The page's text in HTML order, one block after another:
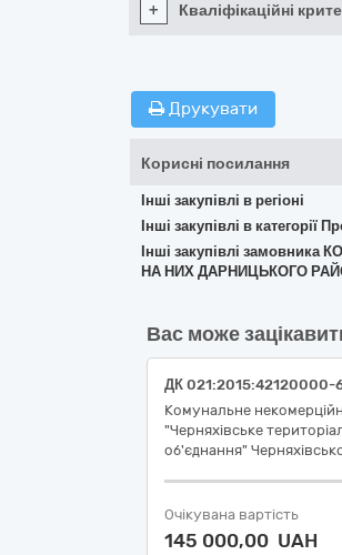
+ Кваліфікаційні
Друкувати
Корисні посилання
Інші закупівлі в регіоні
Інші закупівлі в категорії
Інші закупівлі
НА НИХ ДАРНИЦЬКОГО
Вас може
Комунальне
"Черняхівське
об'єднання"
Очікувана вартість
145 000,00 UAH